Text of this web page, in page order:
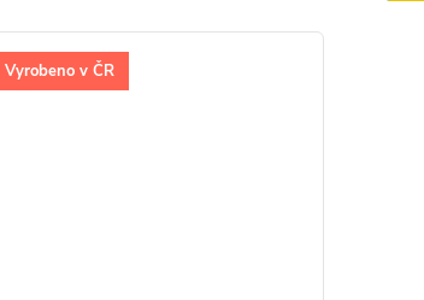
Vyrobeno v ČR